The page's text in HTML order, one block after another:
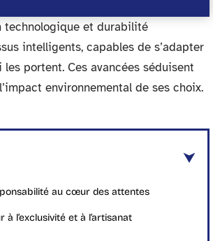
technologique et durabilité
intelligents, capables de s’adapter
portent. Ces avancées séduisent
environnemental de ses choix.
au cœur des attentes
à l’exclusivité et à l’artisanat